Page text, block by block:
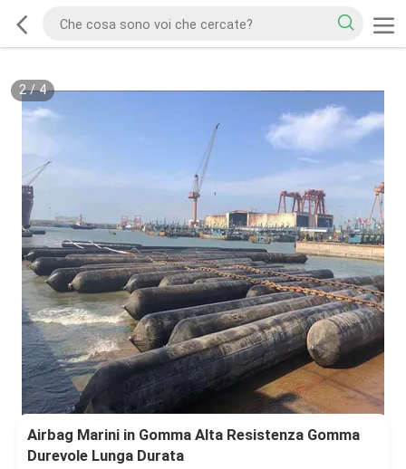
2/4
Airbag Marini in Gomma Alta Resistenza Gomma
Durevole Lunga Durata